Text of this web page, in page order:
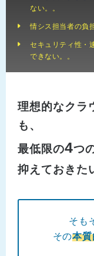
ない。。
情シス担当者の負
セキュリティ性・
できない。。
理想的なクラ
も、
最低限の4つ
抑えておきた
そも
その本質